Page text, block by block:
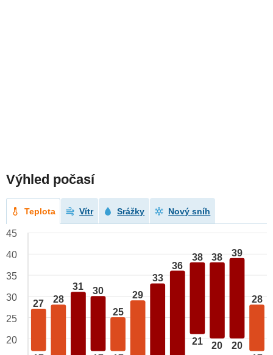
Výhled počasí
Teplota Vítr Srážky Nový sníh
27 28
31 30
25
29
33
36
38
21
38
20
39
20
28
45
40
35
30
25
20